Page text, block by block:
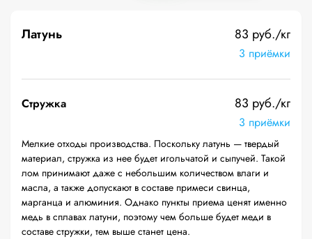
Латунь 83 руб./кг
3 приёмки
Стружка 83 руб./кг
3 приёмки
Мелкие отходы производства. Поскольку латунь — твердый
материал, стружка из нее будет игольчатой и сыпучей. Такой
лом принимают даже с небольшим количеством влаги и
масла, а также допускают в составе примеси свинца,
марганца и алюминия. Однако пункты приема ценят именно
медь в сплавах латуни, поэтому чем больше будет меди в
составе стружки, тем выше станет цена.